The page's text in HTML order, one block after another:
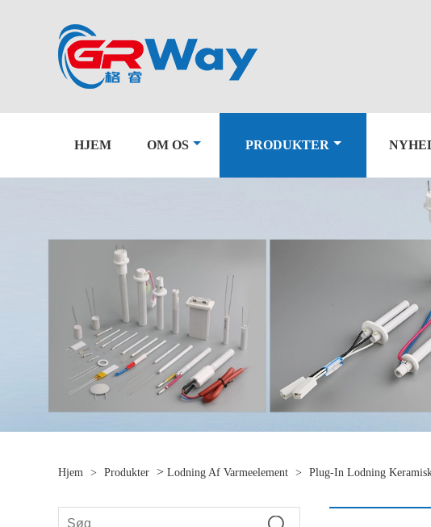
HJEM OM OS PRODUKTER
Hjem > Produkter > Lodning Af Varmeelement > Plug-In Lodning